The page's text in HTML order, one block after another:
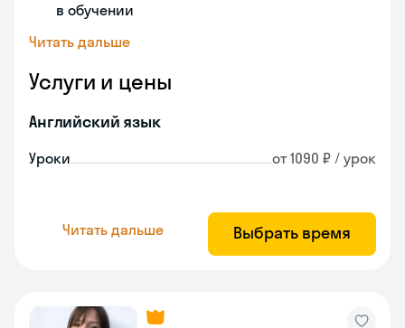
в обучении
Читать дальше
Услуги и цены
Английский язык
Уроки от 1090 ₽ / урок
Читать дальше Выбрать время